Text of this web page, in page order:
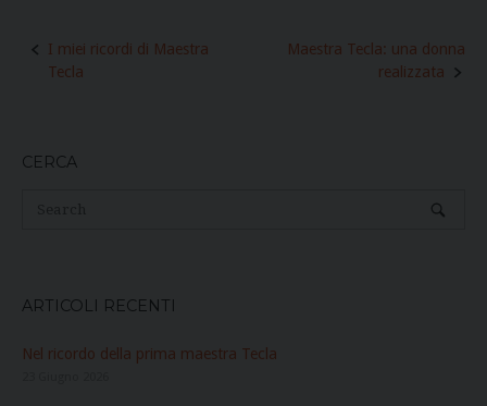
Post
navigation
I miei ricordi di Maestra
Tecla
Maestra Tecla: una donna
realizzata
CERCA
ARTICOLI RECENTI
Nel ricordo della prima maestra Tecla